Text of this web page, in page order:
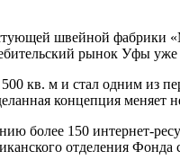
швейной фабрики
рынок Уфы
кв. м и стал одним из
концепция меняет
более 150 интернет-
отделения